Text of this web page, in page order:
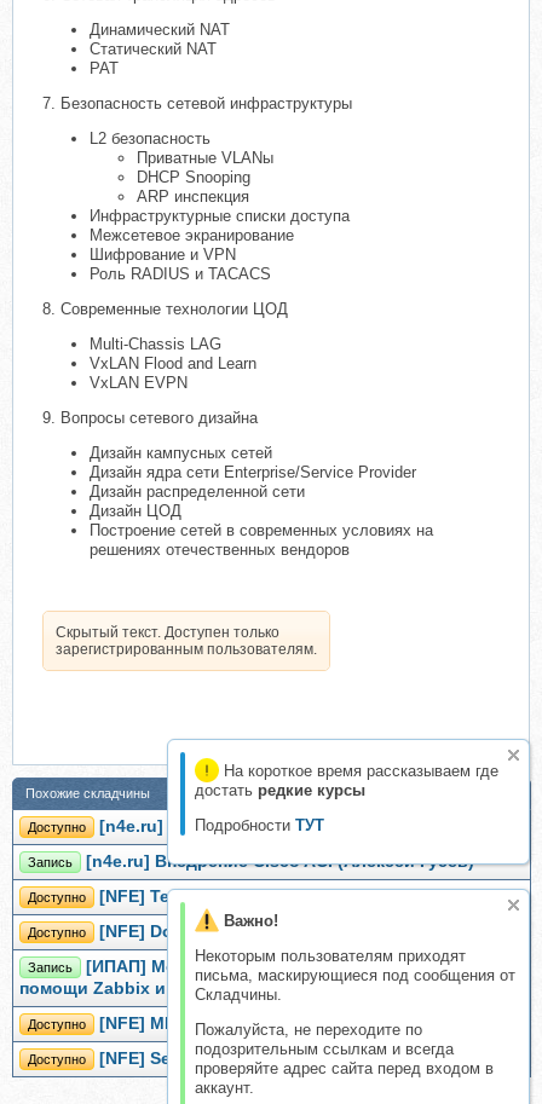
На короткое время рассказываем где
достать редкие курсы
Подробности ТУТ
Важно!
Некоторым пользователям приходят
письма, маскирующиеся под сообщения от
Складчины.
Пожалуйста, не переходите по
подозрительным ссылкам и всегда
проверяйте адрес сайта перед входом в
аккаунт.
Динамический NAT
Статический NAT
PAT
7. Безопасность сетевой инфраструктуры
L2 безопасность
Приватные VLANы
DHCP Snooping
ARP инспекция
Инфраструктурные списки доступа
Межсетевое экранирование
Шифрование и VPN
Роль RADIUS и TACACS
8. Современные технологии ЦОД
Multi-Chassis LAG
VxLAN Flood and Learn
VxLAN EVPN
9. Вопросы сетевого дизайна
Дизайн кампусных сетей
Дизайн ядра сети Enterprise/Service Provider
Дизайн распределенной сети
Дизайн ЦОД
Построение сетей в современных условиях на
решениях отечественных вендоров
Скрытый текст. Доступен только
зарегистрированным пользователям.
Похожие складчины
Доступно [n4e.ru] Docker (Алексей Гусев)
Запись [n4e.ru] Внедрение Cisco ACI (Алексей Гусев)
Доступно [NFE] TextFSM (Алексей Гусев)
Доступно [NFE] Docker (Алексей Гусев)
Запись
[ИПАП] Мониторинг сетевой инфраструктуры при
помощи Zabbix и Prometheus
Доступно [NFE] MPLS EVPN (Алексей Гусев)
Доступно [NFE] Segment Routing (Алексей Гусев)